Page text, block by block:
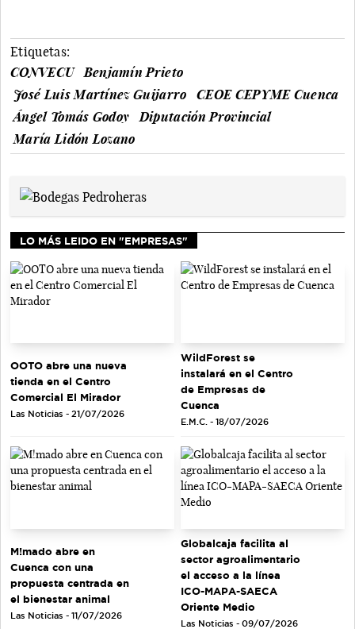
Etiquetas:
CONVECU
Benjamín Prieto
José Luis Martínez Guijarro
CEOE CEPYME Cuenca
Ángel Tomás Godoy
Diputación Provincial
María Lidón Lozano
LO MÁS LEIDO EN "EMPRESAS"
OOTO abre una nueva
tienda en el Centro
Comercial El Mirador
Las Noticias - 21/07/2026
WildForest se
instalará en el Centro
de Empresas de
Cuenca
E.M.C. - 18/07/2026
M!mado abre en
Cuenca con una
propuesta centrada en
el bienestar animal
Las Noticias - 11/07/2026
Globalcaja facilita al
sector agroalimentario
el acceso a la línea
ICO-MAPA-SAECA
Oriente Medio
Las Noticias - 09/07/2026